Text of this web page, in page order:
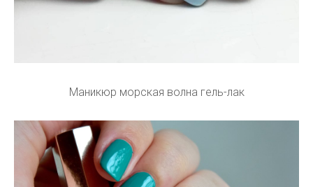
Маникюр морская волна гель-лак